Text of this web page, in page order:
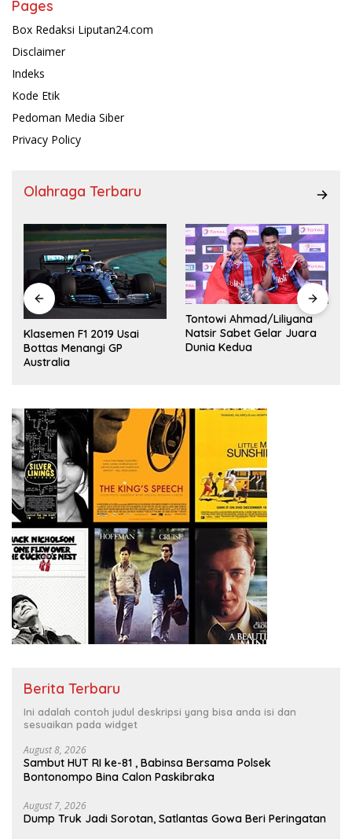
Pages
Box Redaksi Liputan24.com
Disclaimer
Indeks
Kode Etik
Pedoman Media Siber
Privacy Policy
Olahraga Terbaru
Klasemen F1 2019 Usai
Bottas Menangi GP
Australia
Tontowi Ahmad/Liliyana
Natsir Sabet Gelar Juara
Dunia Kedua
Berita Terbaru
Ini adalah contoh judul deskripsi yang bisa anda isi dan
sesuaikan pada widget
August 8, 2026
Sambut HUT RI ke-81 , Babinsa Bersama Polsek
August 7, 2026
Dump Truk Jadi Sorotan, Satlantas Gowa Beri Peringatan